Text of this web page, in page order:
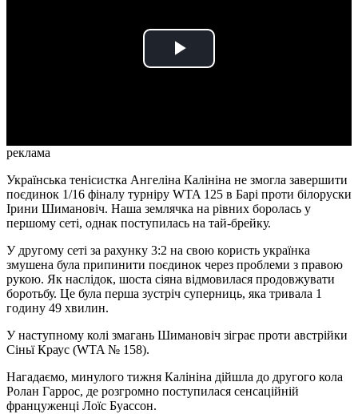
Play
реклама
Українська тенісистка Ангеліна Калініна не змогла завершити
поєдинок 1/16 фіналу турніру WTA 125 в Барі проти білоруски
Ірини Шимановіч. Наша землячка на рівних боролась у
першому сеті, однак поступилась на тай-брейку.
У другому сеті за рахунку 3:2 на свою користь українка
змушена була припинити поєдинок через проблеми з правою
рукою. Як наслідок, шоста сіяна відмовилася продовжувати
боротьбу. Це була перша зустріч суперниць, яка тривала 1
годину 49 хвилин.
У наступному колі змагань Шимановіч зіграє проти австрійки
Сіньї Краус (WTA № 158).
Нагадаємо, минулого тижня Калініна дійшла до другого кола
Ролан Гаррос, де розгромно поступилася сенсаційній
француженці Лоїс Буассон.